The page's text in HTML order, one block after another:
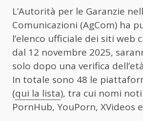
L’Autorità per le Garanzie
Comunicazioni (AgCom) ha
l’elenco ufficiale dei siti web
dal 12 novembre 2025,
solo dopo una verifica
In totale sono 48 le
(qui la lista), tra cui nomi
PornHub, YouPorn, XVideos